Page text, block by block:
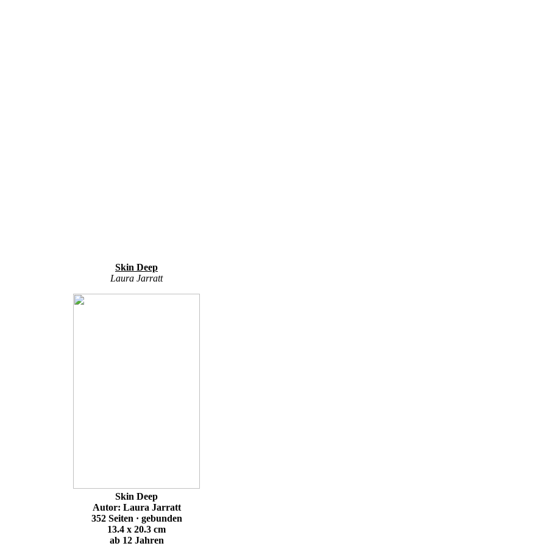
Skin Deep
Laura Jarratt
Skin Deep
Autor: Laura Jarratt
352 Seiten · gebunden
13.4 x 20.3 cm
ab 12 Jahren